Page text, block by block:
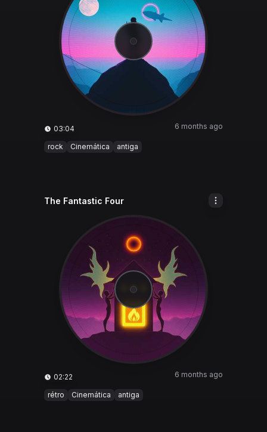
03:04 6 months ago
rock Cinemática antiga
The Fantastic Four
02:22 6 months ago
rétro Cinemática antiga